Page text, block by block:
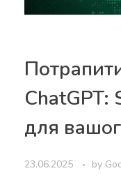
ChatGPT:
для
23.06.2025 by